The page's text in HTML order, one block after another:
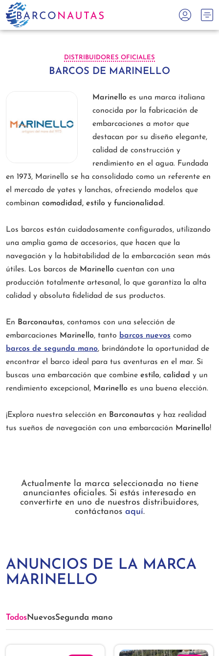
DISTRIBUIDORES OFICIALES
BARCOS DE MARINELLO
Marinello es una marca italiana
conocida por la fabricación de
embarcaciones a motor que
destacan por su diseño elegante,
calidad de construcción y
rendimiento en el agua. Fundada
en 1973, Marinello se ha consolidado como un referente en
el mercado de yates y lanchas, ofreciendo modelos que
combinan comodidad, estilo y funcionalidad.
Los barcos están cuidadosamente configurados, utilizando
una amplia gama de accesorios, que hacen que la
navegación y la habitabilidad de la embarcación sean más
útiles. Los barcos de Marinello cuentan con una
producción totalmente artesanal, lo que garantiza la alta
calidad y absoluta fidelidad de sus productos.
En Barconautas, contamos con una selección de
embarcaciones Marinello, tanto barcos nuevos como
barcos de segunda mano, brindándote la oportunidad de
encontrar el barco ideal para tus aventuras en el mar. Si
buscas una embarcación que combine estilo, calidad y un
rendimiento excepcional, Marinello es una buena elección.
¡Explora nuestra selección en Barconautas y haz realidad
tus sueños de navegación con una embarcación Marinello!
Actualmente la marca seleccionada no tiene
anunciantes oficiales. Si estás interesado en
convertirte en uno de nuestros distribuidores,
contáctanos aquí.
ANUNCIOS DE LA MARCA
MARINELLO
TodosNuevosSegunda mano